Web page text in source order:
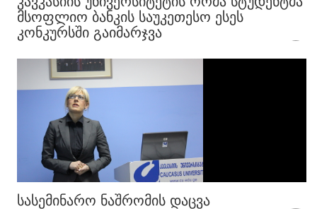
ᲛᲡᲝᲤᲚᲘᲝ ᲑᲐᲜᲙᲘᲡ ᲡᲐᲣᲙᲔᲗᲔᲡᲝ ᲔᲡᲔᲡ
ᲙᲝᲜᲙᲣᲠᲡᲨᲘ ᲒᲐᲘᲛᲐᲠᲯᲕᲐ
ᲡᲐᲡᲔᲛᲘᲜᲐᲠᲝ ᲜᲐᲨᲠᲝᲛᲘᲡ ᲓᲐᲪᲕᲐ